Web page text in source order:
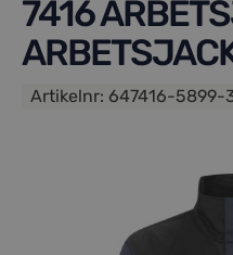
7416
Artikelnr: 647416-5899-